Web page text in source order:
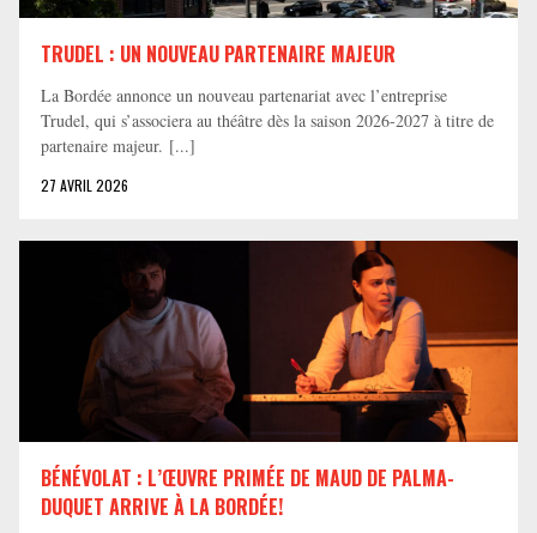
TRUDEL : UN NOUVEAU PARTENAIRE MAJEUR
La Bordée annonce un nouveau partenariat avec l’entreprise
Trudel, qui s’associera au théâtre dès la saison 2026-2027 à titre de
partenaire majeur. [...]
27 AVRIL 2026
BÉNÉVOLAT : L’ŒUVRE PRIMÉE DE MAUD DE PALMA-
DUQUET ARRIVE À LA BORDÉE!